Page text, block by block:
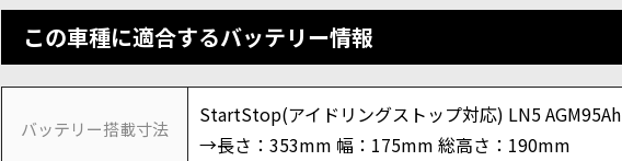
この車種に適合するバッテリー情報
バッテリー搭載寸法
StartStop(アイドリングストップ対応) LN5 AGM95Ah
→長さ：353mm 幅：175mm 総高さ：190mm